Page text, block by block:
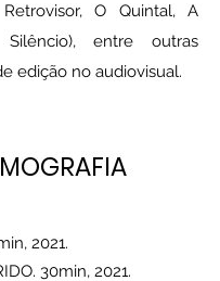
Retrovisor, O Quintal, A
entre outras
edição no audiovisual.
2021.
30min, 2021.